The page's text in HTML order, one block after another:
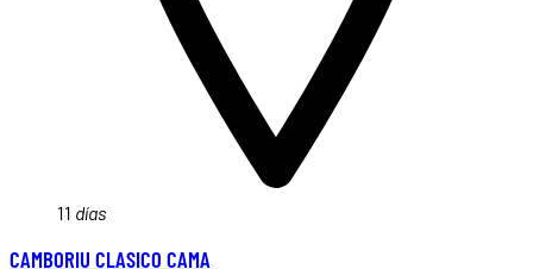
11 días
CAMBORIU CLASICO CAMA